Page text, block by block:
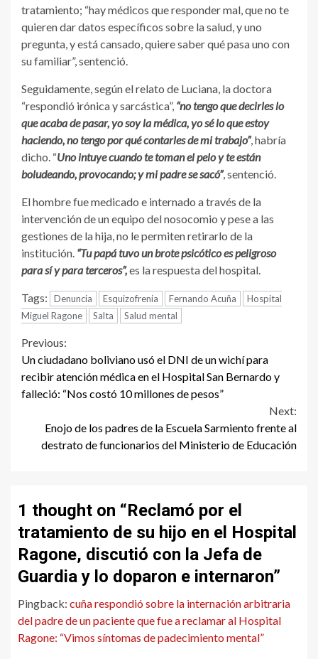
tratamiento; “hay médicos que responder mal, que no te
quieren dar datos específicos sobre la salud, y uno
pregunta, y está cansado, quiere saber qué pasa uno con
su familiar”, sentenció.
Seguidamente, según el relato de Luciana, la doctora
“respondió irónica y sarcástica”, “no tengo que decirles lo
que acaba de pasar, yo soy la médica, yo sé lo que estoy
haciendo, no tengo por qué contarles de mi trabajo”, habría
dicho. “Uno intuye cuando te toman el pelo y te están
boludeando, provocando; y mi padre se sacó”, sentenció.
El hombre fue medicado e internado a través de la
intervención de un equipo del nosocomio y pese a las
gestiones de la hija, no le permiten retirarlo de la
institución. “Tu papá tuvo un brote psicótico es peligroso
para sí y para terceros”,es la respuesta del hospital.
Tags: Denuncia Esquizofrenia Fernando Acuña
Hospital
Miguel Ragone
Salta Salud mental
Continue
Reading
Previous:
Un ciudadano boliviano usó el DNI de un wichí para
recibir atención médica en el Hospital San Bernardo y
falleció: “Nos costó 10 millones de pesos”
Next:
Enojo de los padres de la Escuela Sarmiento frente al
destrato de funcionarios del Ministerio de Educación
1 thought on “Reclamó por el
tratamiento de su hijo en el Hospital
Ragone, discutió con la Jefa de
Guardia y lo doparon e internaron”
Pingback: cuña respondió sobre la internación arbitraria
del padre de un paciente que fue a reclamar al Hospital
Ragone: “Vimos síntomas de padecimiento mental”